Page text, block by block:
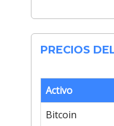
PRECIOS
Activo
Bitcoin